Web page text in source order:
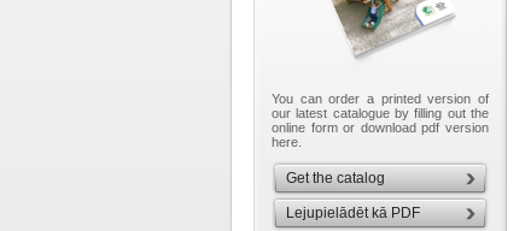
You can order a printed version of
our latest catalogue by filling out the
online form or download pdf version
here.
Get the catalog
Lejupielādēt kā PDF